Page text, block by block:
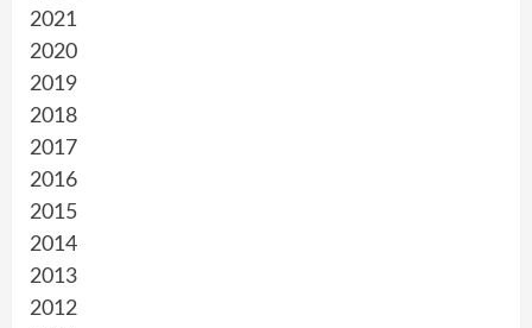
2021
2020
2019
2018
2017
2016
2015
2014
2013
2012